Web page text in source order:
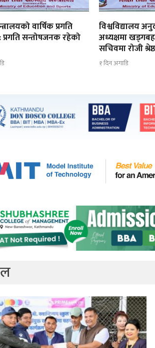
वार्षिक प्रगति
प्रगति सन्तोषजनक रहेको
विश्वविद्यालय
अध्यक्षमा
सचिवमा रोजी
१ दिन अगाडि